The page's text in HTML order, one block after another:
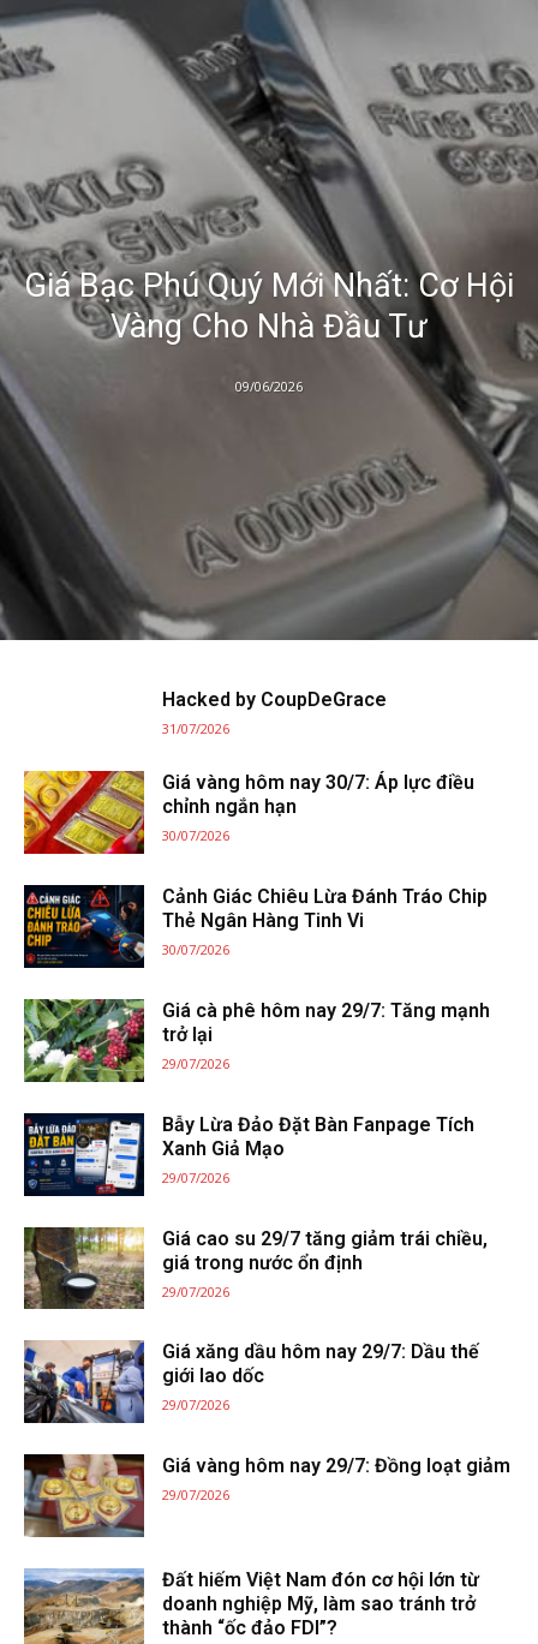
Giá Bạc Phú Quý Mới Nhất: Cơ Hội
Vàng Cho Nhà Đầu Tư
09/06/2026
Hacked by CoupDeGrace
31/07/2026
Giá vàng hôm nay 30/7: Áp lực điều
chỉnh ngắn hạn
30/07/2026
Cảnh Giác Chiêu Lừa Đánh Tráo Chip
Thẻ Ngân Hàng Tinh Vi
30/07/2026
Giá cà phê hôm nay 29/7: Tăng mạnh
trở lại
29/07/2026
Bẫy Lừa Đảo Đặt Bàn Fanpage Tích
Xanh Giả Mạo
29/07/2026
Giá cao su 29/7 tăng giảm trái chiều,
giá trong nước ổn định
29/07/2026
Giá xăng dầu hôm nay 29/7: Dầu thế
giới lao dốc
29/07/2026
Giá vàng hôm nay 29/7: Đồng loạt giảm
29/07/2026
Đất hiếm Việt Nam đón cơ hội lớn từ
doanh nghiệp Mỹ, làm sao tránh trở
thành “ốc đảo FDI”?